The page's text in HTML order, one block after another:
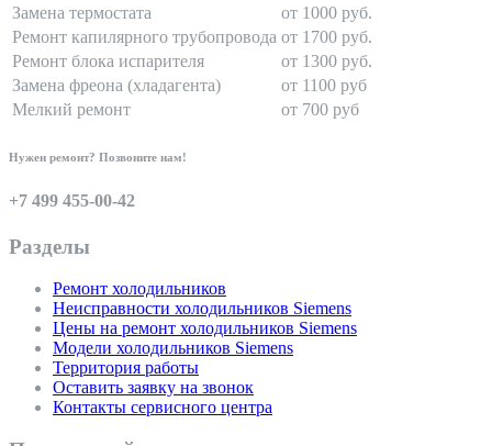
Замена термостата
от 1000 руб.
Ремонт капилярного трубопровода от 1700 руб.
Ремонт блока испарителя
от 1300 руб.
Замена фреона (хладагента)
от 1100 руб
Мелкий ремонт
от 700 руб
Нужен ремонт? Позвоните нам!
+7 499 455-00-42
Разделы
Ремонт холодильников
Неисправности холодильников Siemens
Цены на ремонт холодильников Siemens
Модели холодильников Siemens
Территория работы
Оставить заявку на звонок
Контакты сервисного центра